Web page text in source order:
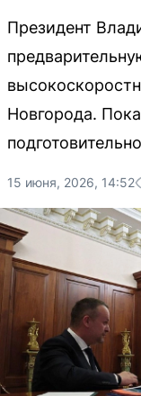
Президент
Новгорода.
15 июня, 2026, 14:52